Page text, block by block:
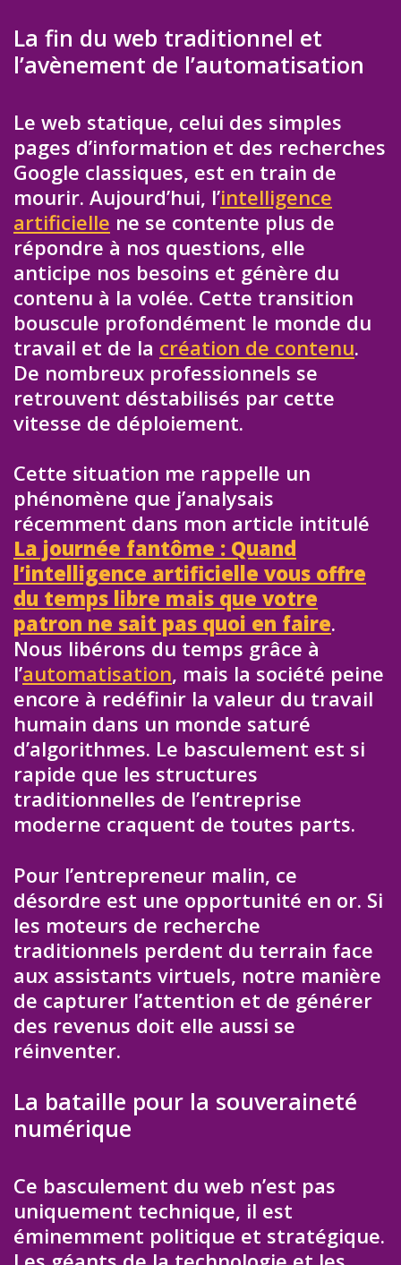
La fin du web traditionnel et
l’avènement de l’automatisation
Le web statique, celui des simples
pages d’information et des recherches
Google classiques, est en train de
mourir. Aujourd’hui, l’intelligence
artificielle ne se contente plus de
répondre à nos questions, elle
anticipe nos besoins et génère du
contenu à la volée. Cette transition
bouscule profondément le monde du
travail et de la création de contenu.
De nombreux professionnels se
retrouvent déstabilisés par cette
vitesse de déploiement.
Cette situation me rappelle un
phénomène que j’analysais
récemment dans mon article intitulé
La journée fantôme : Quand
l’intelligence artificielle vous offre
du temps libre mais que votre
patron ne sait pas quoi en faire.
Nous libérons du temps grâce à
l’automatisation, mais la société peine
encore à redéfinir la valeur du travail
humain dans un monde saturé
d’algorithmes. Le basculement est si
rapide que les structures
traditionnelles de l’entreprise
moderne craquent de toutes parts.
Pour l’entrepreneur malin, ce
désordre est une opportunité en or. Si
les moteurs de recherche
traditionnels perdent du terrain face
aux assistants virtuels, notre manière
de capturer l’attention et de générer
des revenus doit elle aussi se
réinventer.
La bataille pour la souveraineté
numérique
Ce basculement du web n’est pas
uniquement technique, il est
éminemment politique et stratégique.